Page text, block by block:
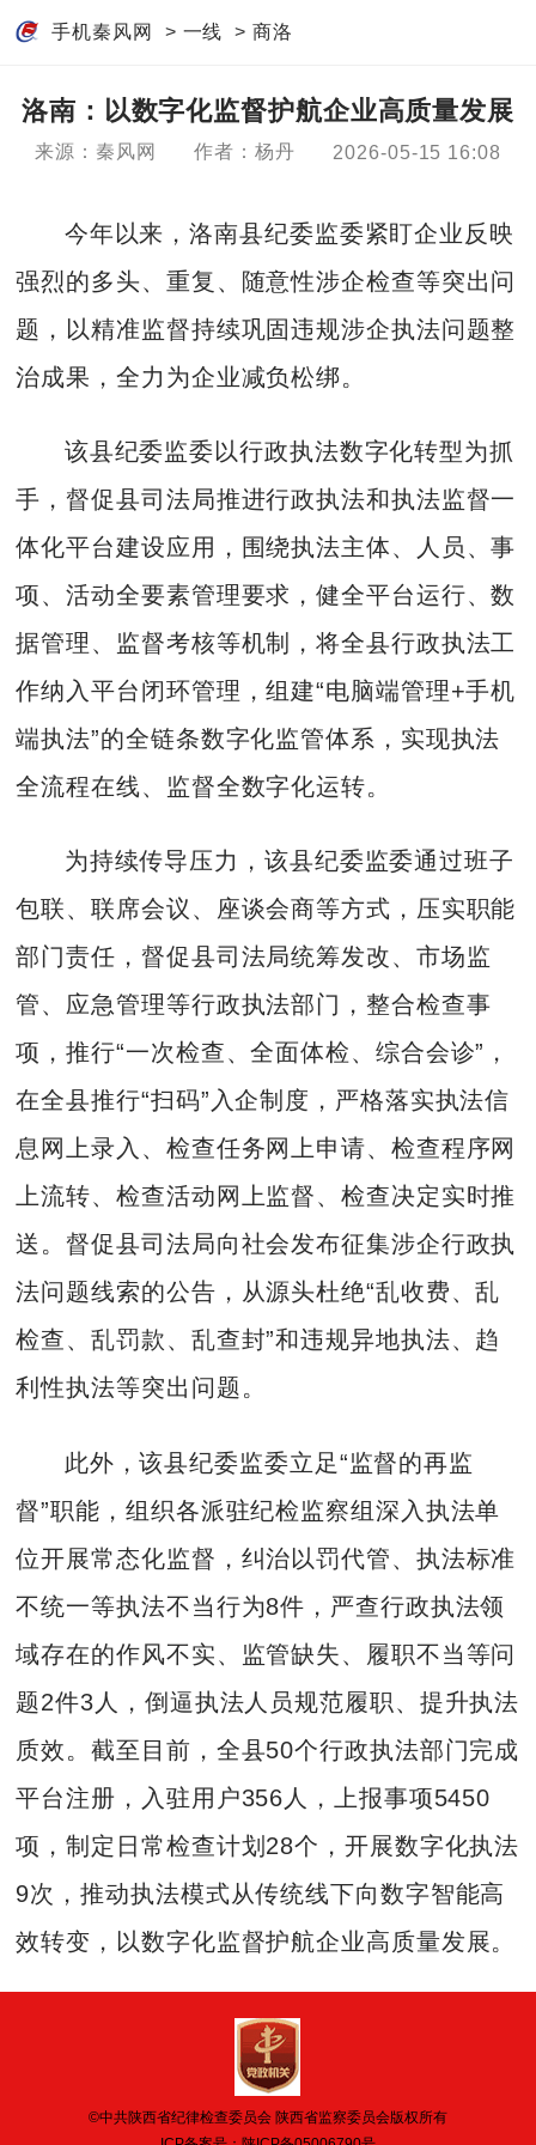
手机秦风网 > 一线 > 商洛
洛南：以数字化监督护航企业高质量发展
来源：秦风网 作者：杨丹 2026-05-15 16:08
今年以来，洛南县纪委监委紧盯企业反映
强烈的多头、重复、随意性涉企检查等突出问
题，以精准监督持续巩固违规涉企执法问题整
治成果，全力为企业减负松绑。
该县纪委监委以行政执法数字化转型为抓
手，督促县司法局推进行政执法和执法监督一
体化平台建设应用，围绕执法主体、人员、事
项、活动全要素管理要求，健全平台运行、数
据管理、监督考核等机制，将全县行政执法工
作纳入平台闭环管理，组建“电脑端管理+手机
端执法”的全链条数字化监管体系，实现执法
全流程在线、监督全数字化运转。
为持续传导压力，该县纪委监委通过班子
包联、联席会议、座谈会商等方式，压实职能
部门责任，督促县司法局统筹发改、市场监
管、应急管理等行政执法部门，整合检查事
项，推行“一次检查、全面体检、综合会诊”，
在全县推行“扫码”入企制度，严格落实执法信
息网上录入、检查任务网上申请、检查程序网
上流转、检查活动网上监督、检查决定实时推
送。督促县司法局向社会发布征集涉企行政执
法问题线索的公告，从源头杜绝“乱收费、乱
检查、乱罚款、乱查封”和违规异地执法、趋
利性执法等突出问题。
此外，该县纪委监委立足“监督的再监
督”职能，组织各派驻纪检监察组深入执法单
位开展常态化监督，纠治以罚代管、执法标准
不统一等执法不当行为8件，严查行政执法领
域存在的作风不实、监管缺失、履职不当等问
题2件3人，倒逼执法人员规范履职、提升执法
质效。截至目前，全县50个行政执法部门完成
平台注册，入驻用户356人，上报事项5450
项，制定日常检查计划28个，开展数字化执法
9次，推动执法模式从传统线下向数字智能高
效转变，以数字化监督护航企业高质量发展。
©中共陕西省纪律检查委员会 陕西省监察委员会版权所有